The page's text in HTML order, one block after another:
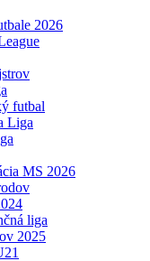
2026
futbal
Liga
MS 2026
liga
2025